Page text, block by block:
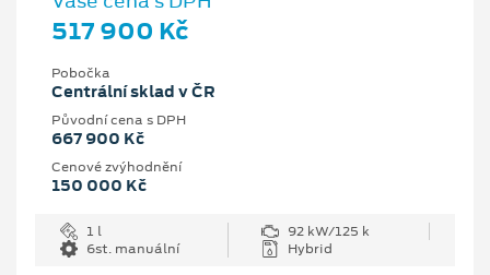
517 900 Kč
Pobočka
Centrální sklad v ČR
Původní cena s DPH
667 900 Kč
Cenové zvýhodnění
150 000 Kč
1 l
92 kW/125 k
6st. manuální
Hybrid